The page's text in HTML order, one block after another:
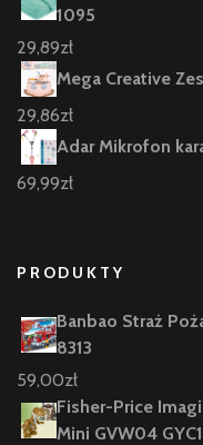
1095
29,89zł
Mega Creative
29,86zł
Adar Mikrofon
69,99zł
PRODUKTY
Banbao Straż
8313
59,00zł
Fisher-Price
Mini GVW04